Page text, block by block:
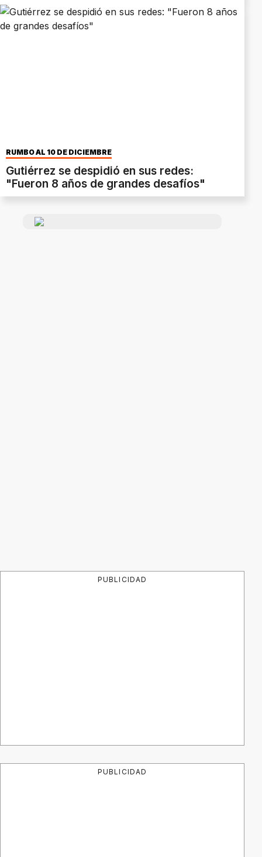
RUMBO AL 10 DE DICIEMBRE
Gutiérrez se despidió en sus redes:
"Fueron 8 años de grandes desafíos"
PUBLICIDAD
PUBLICIDAD